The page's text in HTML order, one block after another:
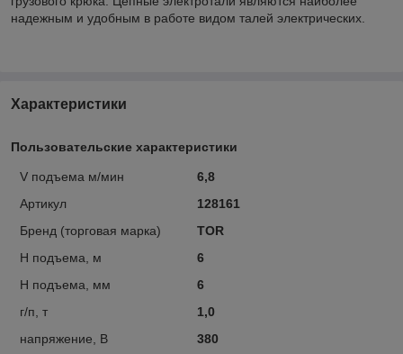
надежным и удобным в работе видом талей электрических.
Характеристики
Пользовательские характеристики
V подъема м/мин
6,8
Артикул
128161
Бренд (торговая марка)
TOR
Н подъема, м
6
Н подъема, мм
6
г/п, т
1,0
напряжение, В
380